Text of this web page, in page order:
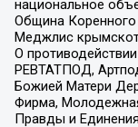
национальное
Община Коренного
Меджлис
О
РЕВТАТПОД,
Божией Матери
Фирма,
Правды и